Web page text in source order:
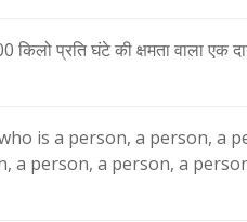
प्रति घंटे की क्षमता वाला एक
is a person, a person, a
a person, a person, a